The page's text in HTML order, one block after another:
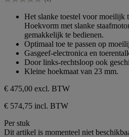
50.0
sterren.
Het slanke toestel voor moeilijk
Hoekvorm met slanke
gemakkelijk te bedienen.
Optimaal toe te passen op
Gasgeef-electronica en
Door links-rechtsloop ook
Kleine hoekmaat van 23 mm.
€ 475,00 excl. BTW
€ 574,75 incl. BTW
Per stuk
Dit artikel is momenteel niet